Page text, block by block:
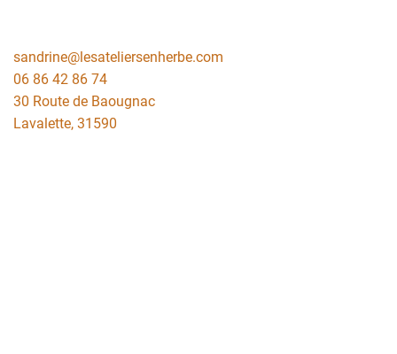
sandrine@lesateliersenherbe.com
06 86 42 86 74
30 Route de Baougnac
Lavalette, 31590